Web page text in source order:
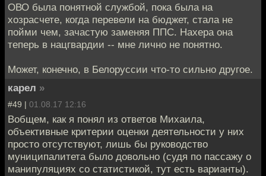
ОВО была понятной службой, пока была на
хозрасчете, когда перевели на бюджет, стала не
пойми чем, зачастую заменяя ППС. Нахера она
теперь в нацгвардии -- мне лично не понятно.
Может, конечно, в Белоруссии что-то сильно другое.
карел »
#49 | 01.08.17 12:16
Вобщем, как я понял из ответов Михаила,
объективные критерии оценки деятельности у них
просто отсутствуют, лишь бы руководство
муниципалитета было довольно (судя по пассажу о
манипуляциях со статистикой, тут есть варианты).